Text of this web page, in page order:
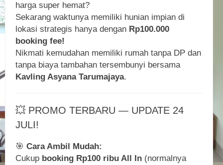
harga super hemat?
Sekarang waktunya memiliki hunian impian di
lokasi strategis hanya dengan Rp100.000
booking fee!
Nikmati kemudahan memiliki rumah tanpa DP dan
tanpa biaya tambahan tersembunyi bersama
Kavling Asyana Tarumajaya.
💥 PROMO TERBARU — UPDATE 24
JULI!
🎯 Cara Ambil Mudah:
Cukup booking Rp100 ribu All In (normalnya